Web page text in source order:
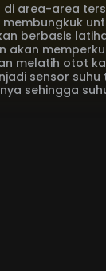
di area-area
berbasis
akan
melatih otot
sensor
sehingga